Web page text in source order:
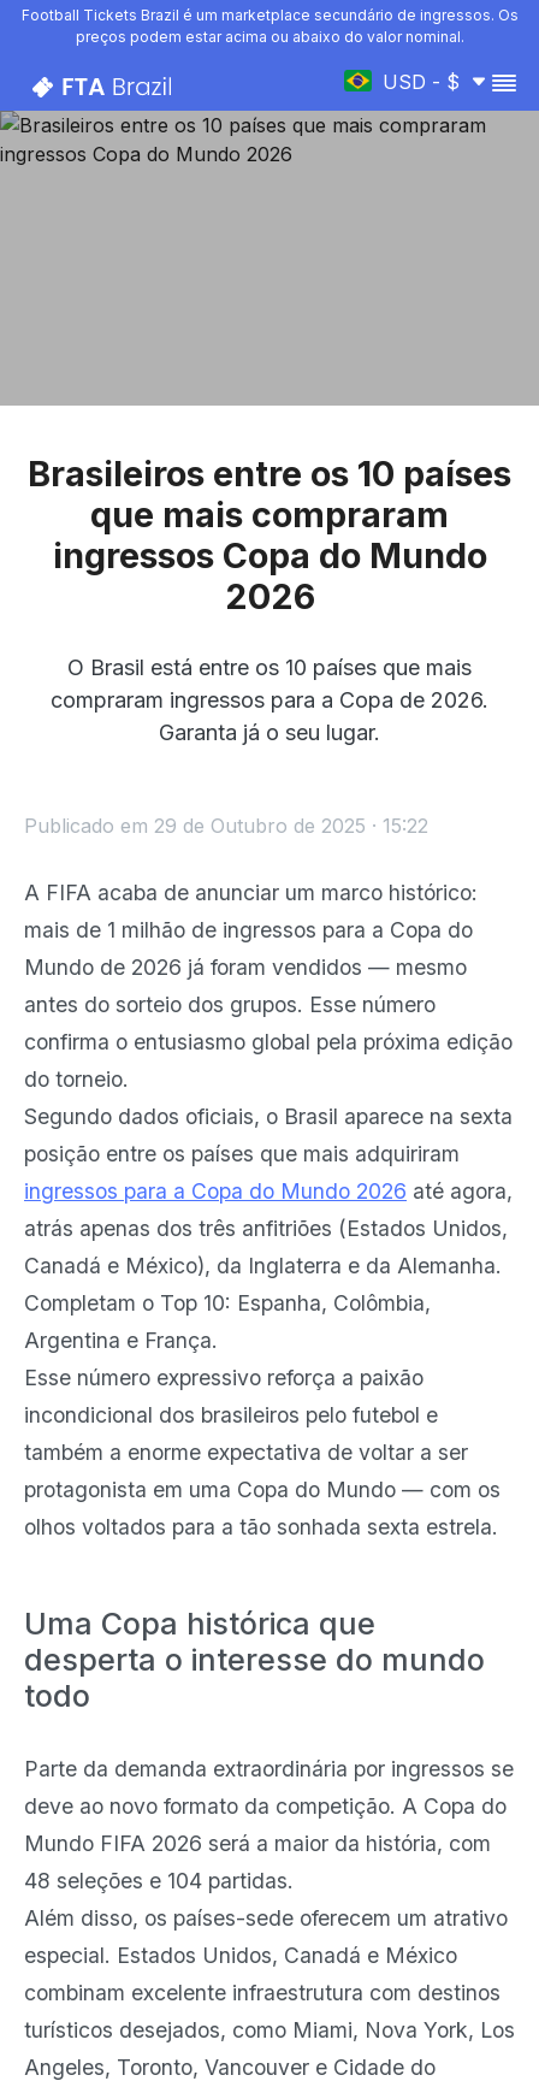
Football Tickets Brazil é um marketplace secundário de ingressos. Os
preços podem estar acima ou abaixo do valor nominal.
USD - $
Brasileiros entre os 10 países
que mais compraram
ingressos Copa do Mundo
2026
O Brasil está entre os 10 países que mais
compraram ingressos para a Copa de 2026.
Garanta já o seu lugar.
Publicado em 29 de Outubro de 2025 · 15:22
A FIFA acaba de anunciar um marco histórico:
mais de 1 milhão de ingressos para a Copa do
Mundo de 2026 já foram vendidos — mesmo
antes do sorteio dos grupos. Esse número
confirma o entusiasmo global pela próxima edição
do torneio.
Segundo dados oficiais, o Brasil aparece na sexta
posição entre os países que mais adquiriram
ingressos para a Copa do Mundo 2026 até agora,
atrás apenas dos três anfitriões (Estados Unidos,
Canadá e México), da Inglaterra e da Alemanha.
Completam o Top 10: Espanha, Colômbia,
Argentina e França.
Esse número expressivo reforça a paixão
incondicional dos brasileiros pelo futebol e
também a enorme expectativa de voltar a ser
protagonista em uma Copa do Mundo — com os
olhos voltados para a tão sonhada sexta estrela.
Uma Copa histórica que
desperta o interesse do mundo
todo
Parte da demanda extraordinária por ingressos se
deve ao novo formato da competição. A Copa do
Mundo FIFA 2026 será a maior da história, com
48 seleções e 104 partidas.
Além disso, os países-sede oferecem um atrativo
especial. Estados Unidos, Canadá e México
combinam excelente infraestrutura com destinos
turísticos desejados, como Miami, Nova York, Los
Angeles, Toronto, Vancouver e Cidade do